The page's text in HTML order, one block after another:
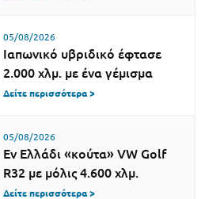
05/08/2026
Ιαπωνικό υβριδικό έφτασε
2.000 χλμ. με ένα γέμισμα
Δείτε περισσότερα >
05/08/2026
Εν Ελλάδι «κούτα» VW Golf
R32 με μόλις 4.600 χλμ.
Δείτε περισσότερα >